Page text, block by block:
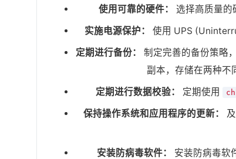
使用可靠的硬件：
选择高质量的
实施电源保护：
使用 UPS
定期进行备份：
制定完善的备份策略
副本，存储在两种不
定期进行数据校验：
定期使用
保持操作系统和应用程序的更新：
安装防病毒软件：
安装防病毒软